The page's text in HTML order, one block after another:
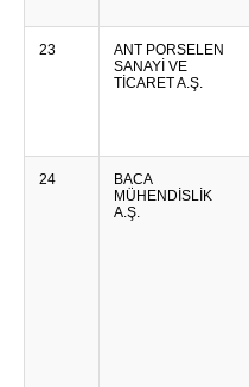
23
ANT PORSELEN
SANAYİ VE
TİCARET A.Ş.
24
BACA
MÜHENDİSLİK
A.Ş.